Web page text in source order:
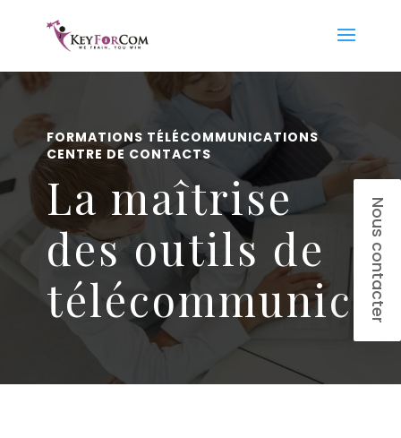
FORMATIONS TÉLÉCOMMUNICATIONS
CENTRE DE CONTACTS
La maîtrise
des outils de
Nous contacter